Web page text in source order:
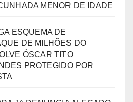
MENOR DE IDADE
ESQUEMA DE
DE MILHÕES DO
ÓSCAR TITO
PROTEGIDO POR